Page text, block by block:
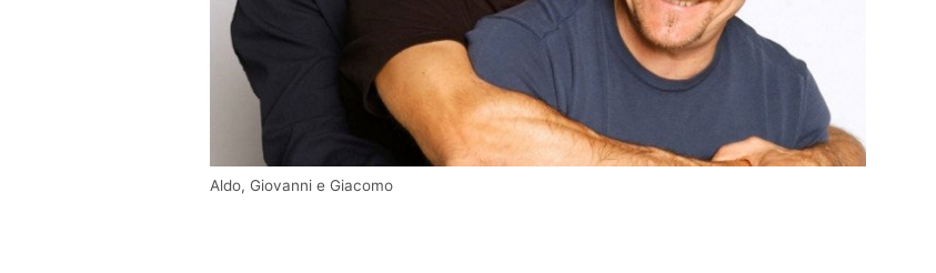
Aldo, Giovanni e Giacomo